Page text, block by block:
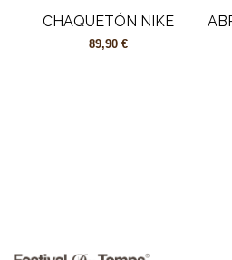
CHAQUETÓN NIKE
89,90 €